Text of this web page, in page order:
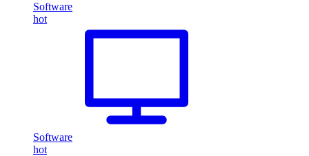
Software
hot
Software
hot